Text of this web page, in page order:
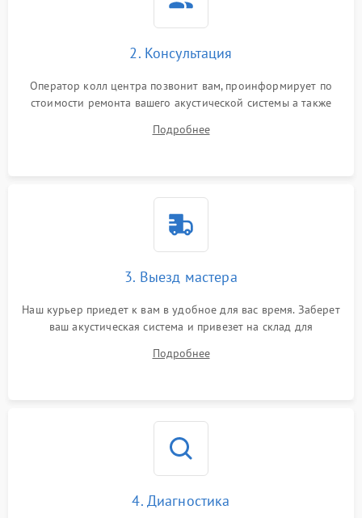
2. Консультация
Оператор колл центра позвонит вам, проинформирует по
стоимости ремонта вашего акустической системы а также
Подробнее
3. Выезд мастера
Наш курьер приедет к вам в удобное для вас время. Заберет
ваш акустическая система и привезет на склад для
Подробнее
4. Диагностика